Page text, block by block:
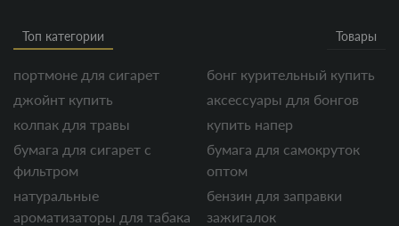
Топ категории Товары
портмоне для сигарет
джойнт купить
колпак для травы
бумага для сигарет с
фильтром
натуральные
ароматизаторы для табака
бонг курительный купить
аксессуары для бонгов
купить напер
бумага для самокруток
оптом
бензин для заправки
зажигалок